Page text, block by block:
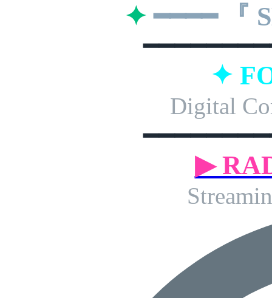
✦ ━━━━ 『
✦
Digital
▶